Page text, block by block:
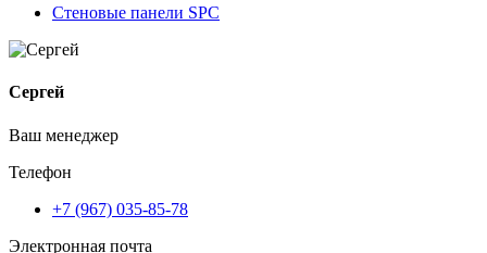
Стеновые панели SPC
Сергей
Ваш менеджер
Телефон
+7 (967) 035-85-78
Электронная почта